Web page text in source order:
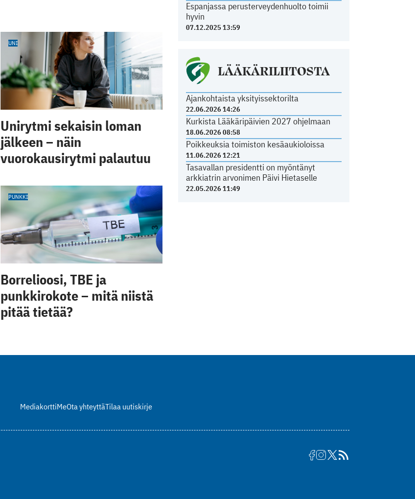
Espanjassa perusterveydenhuolto toimii
hyvin
07.12.2025 13:59
LÄÄKÄRILIITOSTA
Ajankohtaista yksityissektorilta
22.06.2026 14:26
Kurkista Lääkäripäivien 2027 ohjelmaan
18.06.2026 08:58
Poikkeuksia toimiston kesäaukioloissa
11.06.2026 12:21
Tasavallan presidentti on myöntänyt
arkkiatrin arvonimen Päivi Hietaselle
22.05.2026 11:49
UNI
Unirytmi sekaisin loman
jälkeen – näin
vuorokausirytmi palautuu
PUNKKI
Borrelioosi, TBE ja
punkkirokote – mitä niistä
pitää tietää?
MediakorttiMeOta yhteyttäTilaa uutiskirje